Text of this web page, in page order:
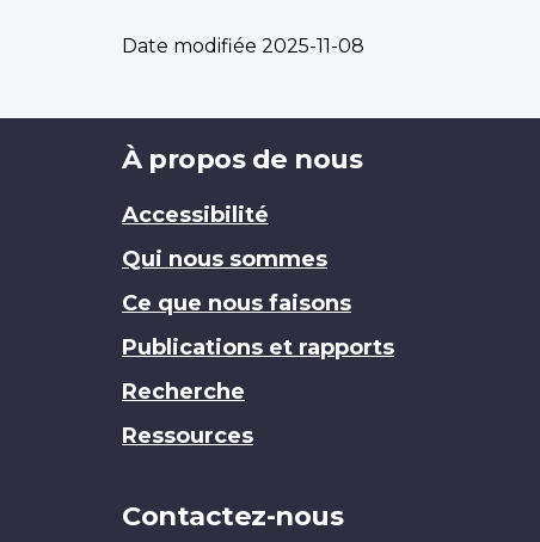
Date modifiée 2025-11-08
Brand
À propos de nous
Accessibilité
Qui nous sommes
Ce que nous faisons
Publications et rapports
Recherche
Ressources
Contactez-nous